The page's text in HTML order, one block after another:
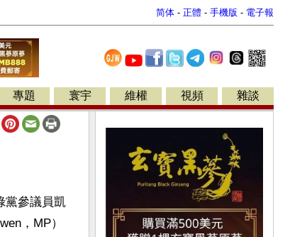
简体 - 正體 - 手機版 - 電子報
專題 寰宇 維權 視頻 雜談
黨參議員凱
，MP）